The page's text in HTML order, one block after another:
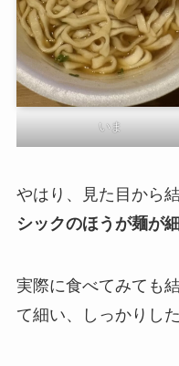
いま
やはり、見た目から
シックのほうが麺が
実際に食べてみても
て細い、しっかりし